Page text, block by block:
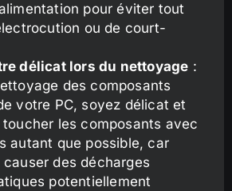
pour éviter tout
ou de court-
délicat lors du nettoyage :
des composants
votre PC, soyez délicat et
les composants avec
autant que possible, car
des décharges
potentiellement